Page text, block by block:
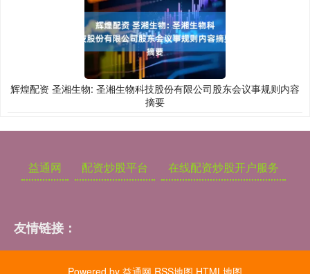
辉煌配资 圣湘生物: 圣湘生物科技股份有限公司股东会议事规则内容
摘要
益通网 配资炒股平台 在线配资炒股开户服务
友情链接：